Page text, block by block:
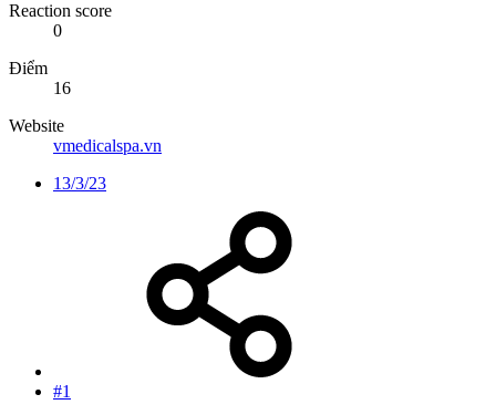
Reaction score
0
Điểm
16
Website
vmedicalspa.vn
13/3/23
#1